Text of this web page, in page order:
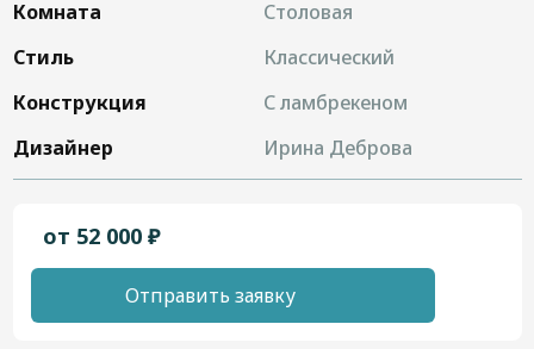
Комната
Столовая
Стиль
Классический
Конструкция
С ламбрекеном
Дизайнер
Ирина Деброва
от 52 000 ₽
Отправить заявку